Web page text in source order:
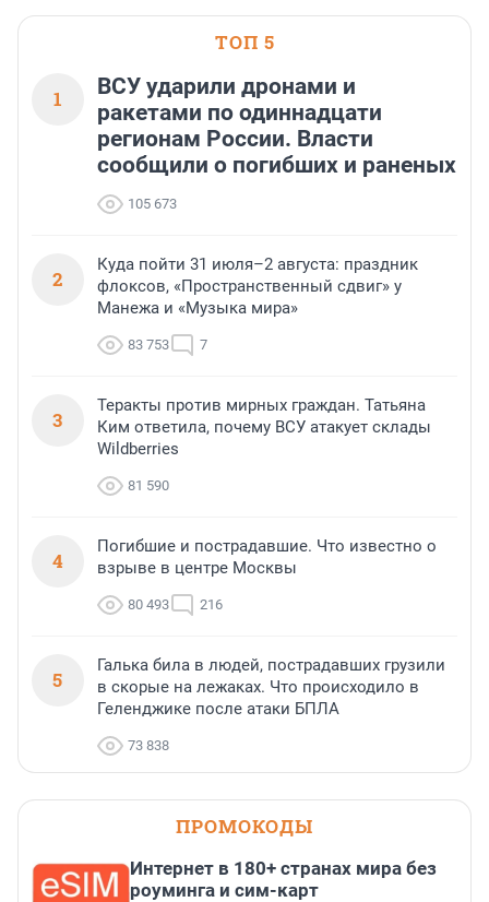
ТОП 5
1
ВСУ ударили дронами и
ракетами по одиннадцати
регионам России. Власти
сообщили о погибших и раненых
105 673
2
Куда пойти 31 июля–2 августа: праздник
флоксов, «Пространственный сдвиг» у
Манежа и «Музыка мира»
83 753 7
3
Теракты против мирных граждан. Татьяна
Ким ответила, почему ВСУ атакует склады
Wildberries
81 590
4
Погибшие и пострадавшие. Что известно о
взрыве в центре Москвы
80 493 216
5
Галька била в людей, пострадавших грузили
в скорые на лежаках. Что происходило в
Геленджике после атаки БПЛА
73 838
ПРОМОКОДЫ
Интернет в 180+ странах мира без
роуминга и сим-карт